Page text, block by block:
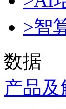
>智
数据
产品